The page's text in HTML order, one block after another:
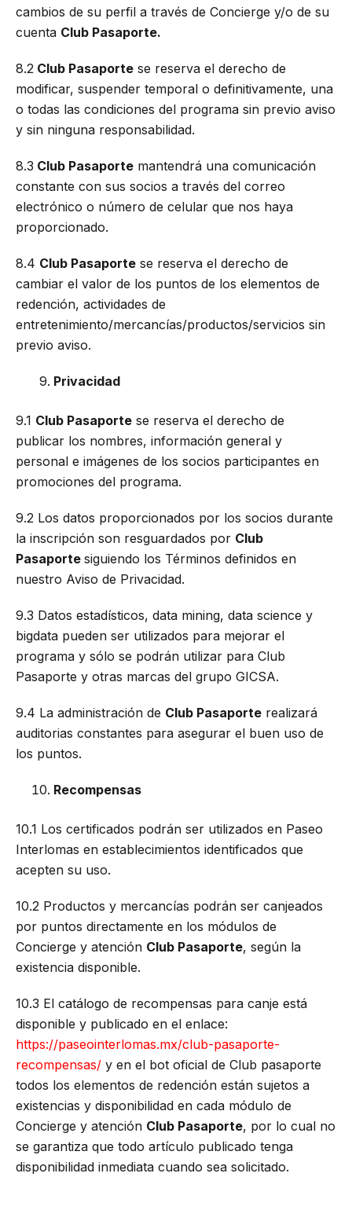
cambios de su perfil a través de Concierge y/o de su
cuenta Club Pasaporte.
8.2 Club Pasaporte se reserva el derecho de
modificar, suspender temporal o definitivamente, una
o todas las condiciones del programa sin previo aviso
y sin ninguna responsabilidad.
8.3 Club Pasaporte mantendrá una comunicación
constante con sus socios a través del correo
electrónico o número de celular que nos haya
proporcionado.
8.4 Club Pasaporte se reserva el derecho de
cambiar el valor de los puntos de los elementos de
redención, actividades de
entretenimiento/mercancías/productos/servicios sin
previo aviso.
Privacidad
9.1 Club Pasaporte se reserva el derecho de
publicar los nombres, información general y
personal e imágenes de los socios participantes en
promociones del programa.
9.2 Los datos proporcionados por los socios durante
la inscripción son resguardados por Club
Pasaporte siguiendo los Términos definidos en
nuestro Aviso de Privacidad.
9.3 Datos estadísticos, data mining, data science y
bigdata pueden ser utilizados para mejorar el
programa y sólo se podrán utilizar para Club
Pasaporte y otras marcas del grupo GICSA.
9.4 La administración de Club Pasaporte realizará
auditorias constantes para asegurar el buen uso de
los puntos.
Recompensas
10.1 Los certificados podrán ser utilizados en Paseo
Interlomas en establecimientos identificados que
acepten su uso.
10.2 Productos y mercancías podrán ser canjeados
por puntos directamente en los módulos de
Concierge y atención Club Pasaporte, según la
existencia disponible.
10.3 El catálogo de recompensas para canje está
disponible y publicado en el enlace:
https://paseointerlomas.mx/club-pasaporte-
recompensas/ y en el bot oficial de Club pasaporte
todos los elementos de redención están sujetos a
existencias y disponibilidad en cada módulo de
Concierge y atención Club Pasaporte, por lo cual no
se garantiza que todo artículo publicado tenga
disponibilidad inmediata cuando sea solicitado.